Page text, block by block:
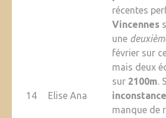
14 Elise Ana
récentes
Vincennes
une
février sur
mais deux
sur 2100m.
inconstance
manque de